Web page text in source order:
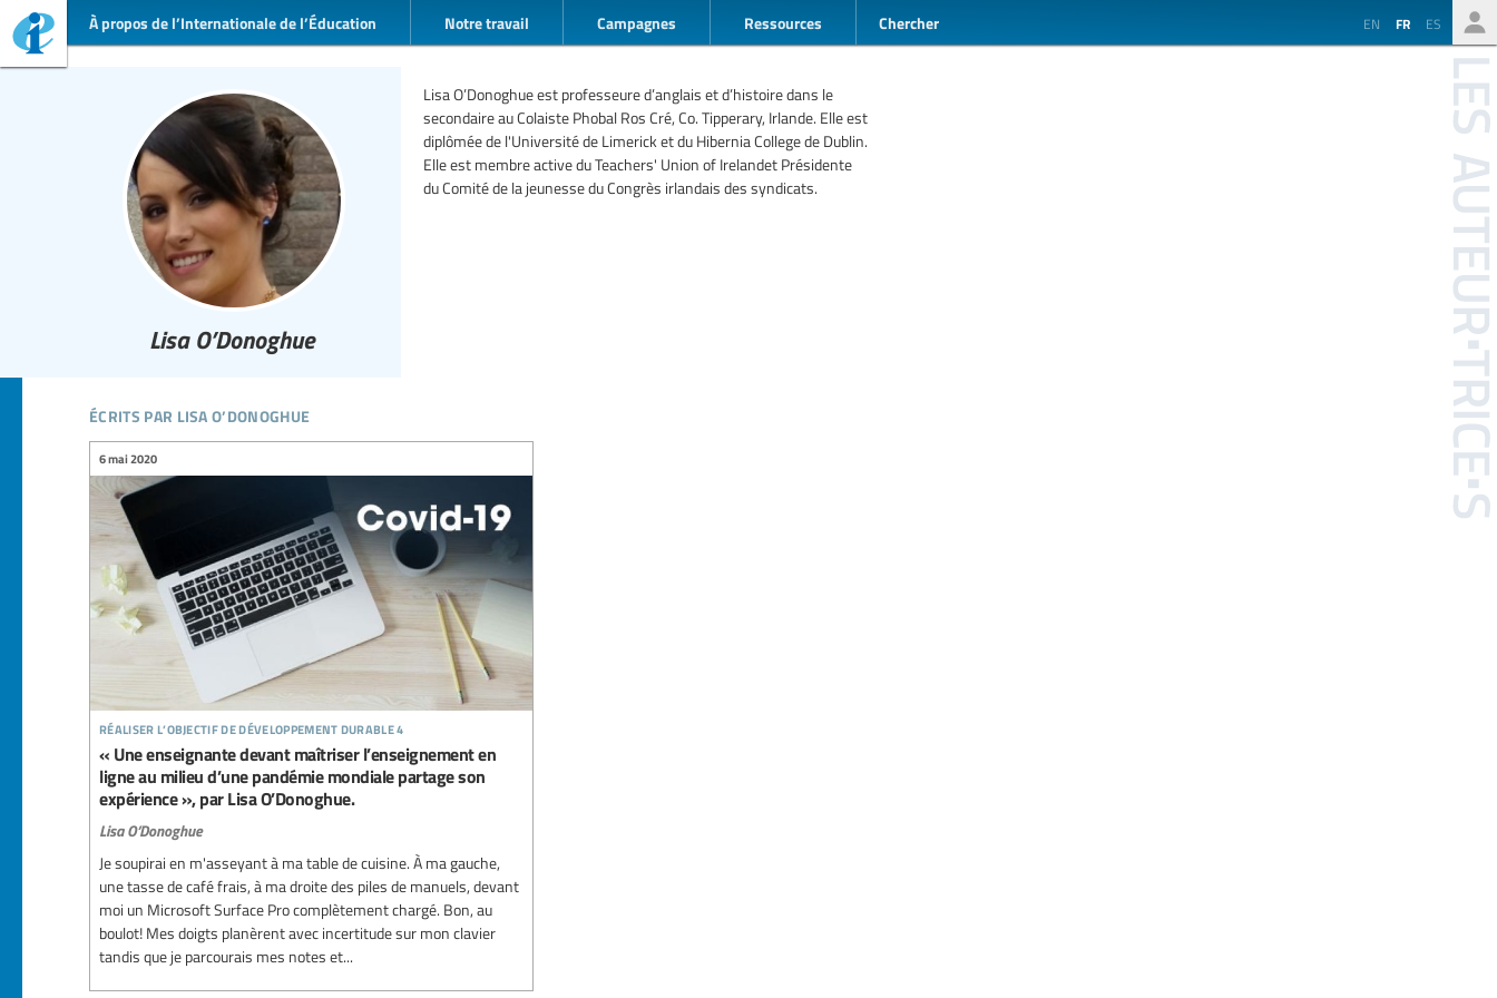
À propos de l’Internationale de l’Éducation Notre travail Campagnes Ressources Chercher EN FR ES
Lisa O’Donoghue
Lisa O’Donoghue est professeure d’anglais et d’histoire dans le
secondaire au Colaiste Phobal Ros Cré, Co. Tipperary, Irlande. Elle est
diplômée de l'Université de Limerick et du Hibernia College de Dublin.
Elle est membre active du Teachers' Union of Irelandet Présidente
du Comité de la jeunesse du Congrès irlandais des syndicats.
écrits par lisa o’donoghue
réaliser l’objectif de développement durable 4
6 mai 2020
« Une enseignante devant maîtriser l’enseignement en
ligne au milieu d’une pandémie mondiale partage son
expérience », par Lisa O’Donoghue.
Lisa O’Donoghue
Je soupirai en m'asseyant à ma table de cuisine. À ma gauche,
une tasse de café frais, à ma droite des piles de manuels, devant
moi un Microsoft Surface Pro complètement chargé. Bon, au
boulot! Mes doigts planèrent avec incertitude sur mon clavier
tandis que je parcourais mes notes et...